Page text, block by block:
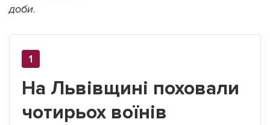
доби.
На Львівщині поховали
чотирьох воїнів